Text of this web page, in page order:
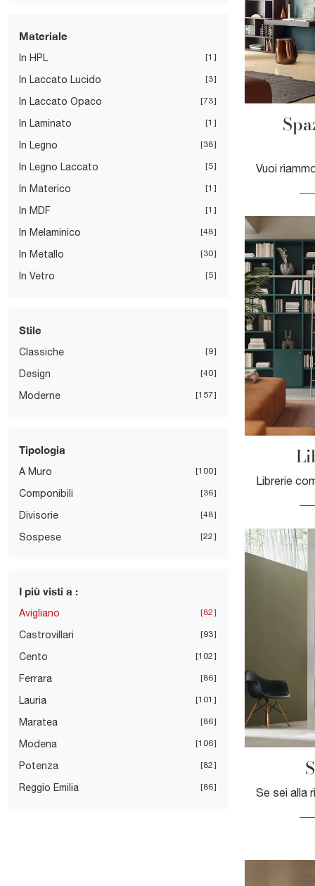
Materiale
In HPL 1
In Laccato Lucido 3
In Laccato Opaco 73
In Laminato 1
In Legno 38
In Legno Laccato 5
In Materico 1
In MDF 1
In Melaminico 48
In Metallo 30
In Vetro 5
Stile
Classiche 9
Design 40
Moderne 157
Tipologia
A Muro 100
Componibili 36
Divisorie 48
Sospese 22
I più visti a :
Avigliano 82
Castrovillari 93
Cento 102
Ferrara 86
Lauria 101
Maratea 86
Modena 106
Potenza 82
Reggio Emilia 86